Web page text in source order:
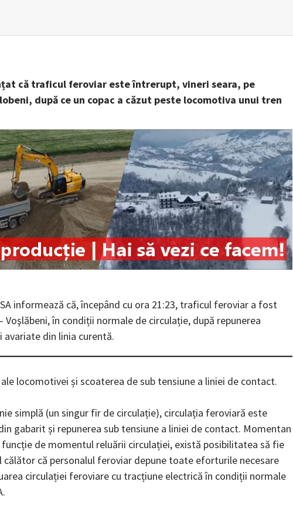
că traficul feroviar este întrerupt, vineri seara, pe
după ce un copac a căzut peste locomotiva unui tren
informează că, începând cu ora 21:23, traficul feroviar a fost
în condiții normale de circulație, după repunerea
din linia curentă.
locomotivei și scoaterea de sub tensiune a liniei de contact.
simplă (un singur fir de circulație), circulația feroviară este
gabarit și repunerea sub tensiune a liniei de contact. Momentan
de momentul reluării circulației, există posibilitatea să fie
că personalul feroviar depune toate eforturile necesare
circulației feroviare cu tracțiune electrică în condiții normale